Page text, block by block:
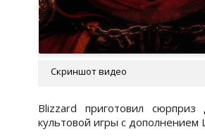
Скриншот видео
Blizzard приготовил
культовой игры с дополнением